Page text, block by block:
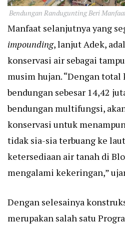
Bendungan Randugunting Beri
Manfaat selanjutnya yang
impounding, lanjut Adek,
konservasi air sebagai
musim hujan. “Dengan total
bendungan sebesar 14,42
bendungan multifungsi,
konservasi untuk
tidak sia-sia terbuang ke
ketersediaan air tanah di
mengalami kekeringan,”
Dengan selesainya
merupakan salah satu